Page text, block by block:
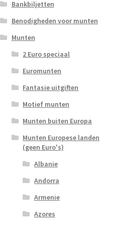
Bankbiljetten
Benodigheden voor munten
Munten
2 Euro speciaal
Euromunten
Fantasie uitgiften
Motief munten
Munten buiten Europa
Munten Europese landen
(geen Euro's)
Albanie
Andorra
Armenie
Azores